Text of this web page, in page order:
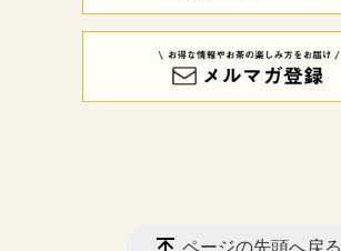
ページの先頭へ戻る